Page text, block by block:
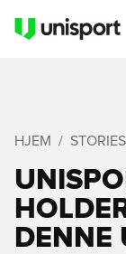
HJEM STORIES
DENNE